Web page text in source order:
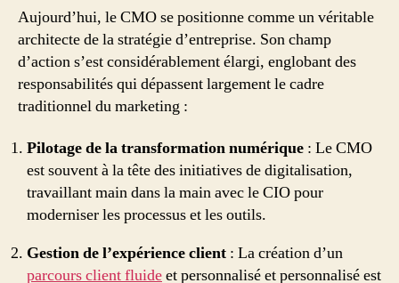
Aujourd’hui, le CMO se positionne comme un véritable
architecte de la stratégie d’entreprise. Son champ
d’action s’est considérablement élargi, englobant des
responsabilités qui dépassent largement le cadre
traditionnel du marketing :
Pilotage de la transformation numérique : Le CMO
est souvent à la tête des initiatives de digitalisation,
travaillant main dans la main avec le CIO pour
moderniser les processus et les outils.
Gestion de l’expérience client : La création d’un
parcours client fluideet personnalisé et personnalisé est